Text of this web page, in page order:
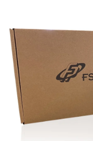
ELEKTRONIKA
DOMÁCNOSŤ
: DOBRÁ CENA
: PREDAJŇA ZV